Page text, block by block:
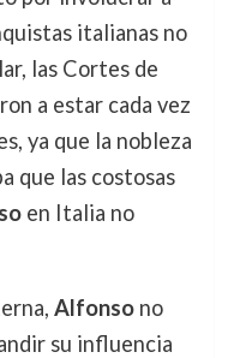
italianas no
las Cortes de
a estar cada vez
ya que la nobleza
que las costosas
en Italia no
Alfonsono
su influencia